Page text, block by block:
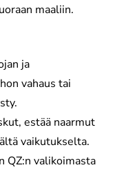
maaliin.
ja
vahaus tai
estää naarmut
vaikutukselta.
QZ:n valikoimasta